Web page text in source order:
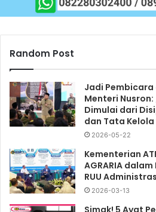
Random Post
Jadi Pembicara
Menteri Nusron:
Dimulai dari
dan Tata
2026-05-22
Kementerian
AGRARIA
RUU
2026-03-13
Simak! 5 Ayat